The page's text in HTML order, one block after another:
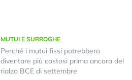
MUTUI E SURROGHE
Perché i mutui fissi potrebbero
diventare più costosi prima ancora del
rialzo BCE di settembre